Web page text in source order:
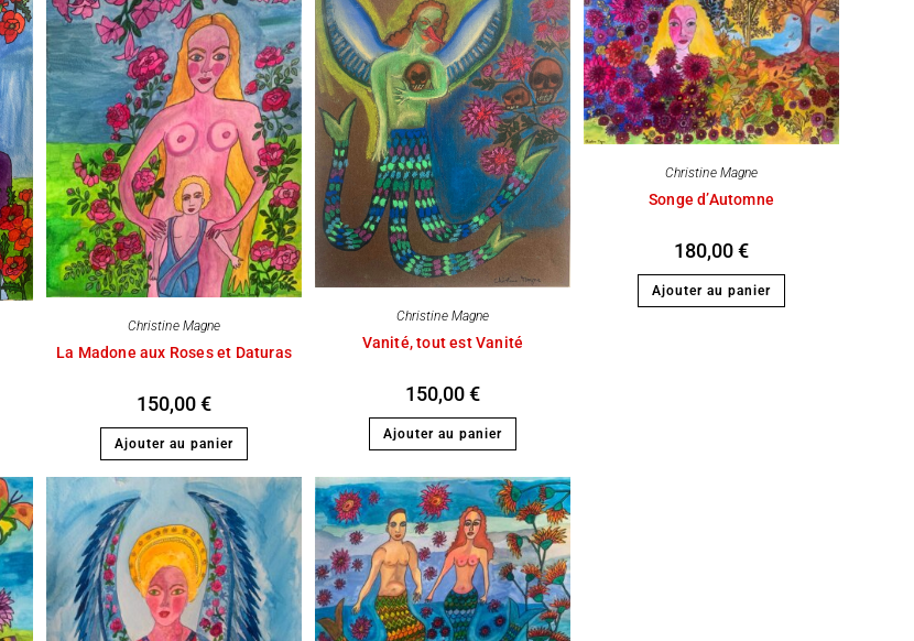
Christine Magne
La Madone aux Roses et Daturas
150,00€
Ajouter au panier
Christine Magne
Vanité, tout est Vanité
150,00€
Ajouter au panier
Christine Magne
Songe d’Automne
180,00€
Ajouter au panier